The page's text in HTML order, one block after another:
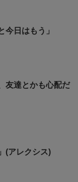
日はもう」
友達とかも心配だ
(アレクシス)